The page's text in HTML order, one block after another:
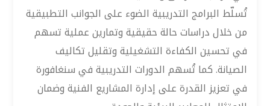
تُسلّط البرامج التدريبية الضوء على الجوانب التطبيقية
من خلال دراسات حالة حقيقية وتمارين عملية تسهم
في تحسين الكفاءة التشغيلية وتقليل تكاليف
الصيانة. كما تُسهم الدورات التدريبية في سنغافورة
في تعزيز القدرة على إدارة المشاريع الفنية وضمان